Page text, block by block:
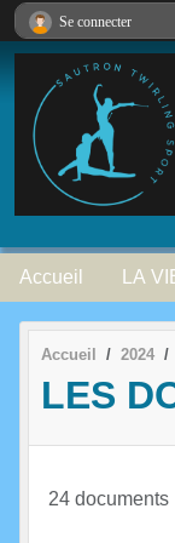
Accueil LA
Accueil 2024
LES
24 documents
Se connecter
Panneau de